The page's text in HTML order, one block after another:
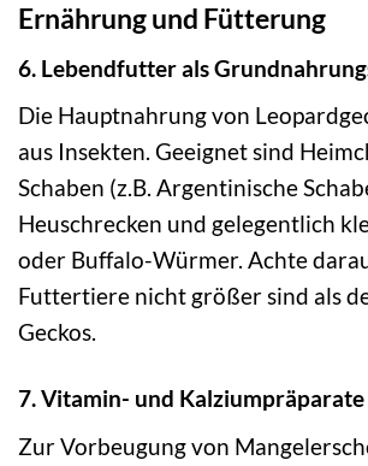
Ernährung und Fütterung
6. Lebendfutter als
Die Hauptnahrung von
aus Insekten. Geeignet sind
Schaben (z.B. Argentinische
Heuschrecken und gelegentlich
oder Buffalo-Würmer. Achte
Futtertiere nicht größer sind als
Geckos.
7. Vitamin- und Kalziumpräparate
Zur Vorbeugung von